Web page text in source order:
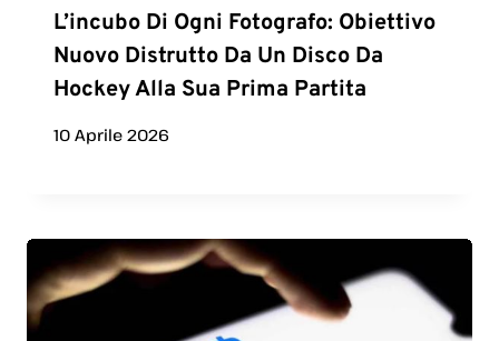
L’incubo Di Ogni Fotografo: Obiettivo
Nuovo Distrutto Da Un Disco Da
Hockey Alla Sua Prima Partita
10 Aprile 2026